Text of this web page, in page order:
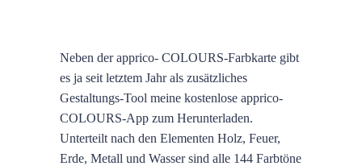
Neben der apprico- COLOURS-Farbkarte gibt
es ja seit letztem Jahr als zusätzliches
Gestaltungs-Tool meine kostenlose apprico-
COLOURS-App zum Herunterladen.
Unterteilt nach den Elementen Holz, Feuer,
Erde, Metall und Wasser sind alle 144 Farbtöne